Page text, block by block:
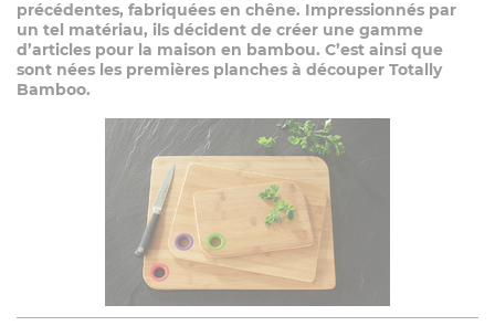
précédentes, fabriquées en chêne. Impressionnés par
un tel matériau, ils décident de créer une gamme
d’articles pour la maison en bambou. C’est ainsi que
sont nées les premières planches à découper Totally
Bamboo.